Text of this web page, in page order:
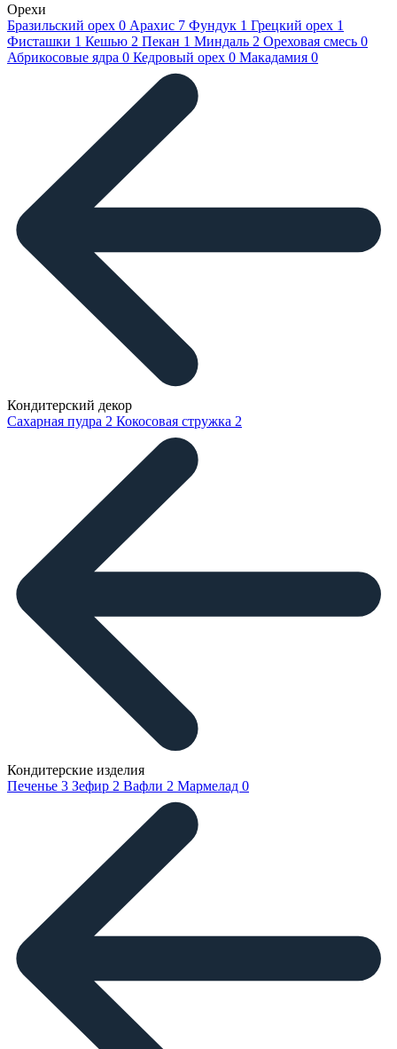
Орехи
Бразильский орех 0 Арахис 7 Фундук 1 Грецкий орех 1
Фисташки 1 Кешью 2 Пекан 1 Миндаль 2 Ореховая смесь 0
Абрикосовые ядра 0 Кедровый орех 0 Макадамия 0
Кондитерский декор
Сахарная пудра 2 Кокосовая стружка 2
Кондитерские изделия
Печенье 3 Зефир 2 Вафли 2 Мармелад 0